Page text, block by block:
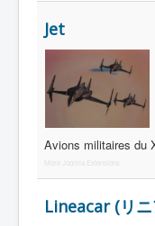
Série
Personnages
Mechas
Chronologie
Jet
Avions militaires du
More Joomla Extensions
Lineacar (リ